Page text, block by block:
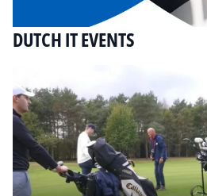
DUTCH IT EVENTS